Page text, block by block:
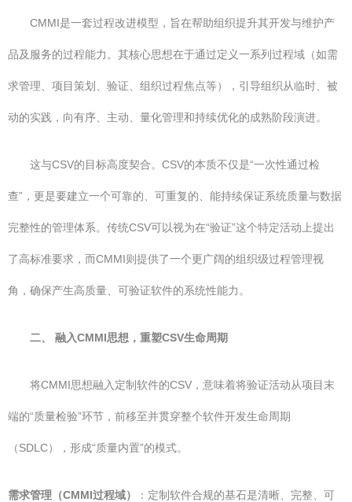
CMMI是一套过程改进模型，旨在帮助组织提升其开发与维护产
品及服务的过程能力。其核心思想在于通过定义一系列过程域（如需
求管理、项目策划、验证、组织过程焦点等），引导组织从临时、被
动的实践，向有序、主动、量化管理和持续优化的成熟阶段演进。
这与CSV的目标高度契合。CSV的本质不仅是“一次性通过检
查”，更是要建立一个可靠的、可重复的、能持续保证系统质量与数据
完整性的管理体系。传统CSV可以视为在“验证”这个特定活动上提出
了高标准要求，而CMMI则提供了一个更广阔的组织级过程管理视
角，确保产生高质量、可验证软件的系统性能力。
二、 融入CMMI思想，重塑CSV生命周期
将CMMI思想融入定制软件的CSV，意味着将验证活动从项目末
端的“质量检验”环节，前移至并贯穿整个软件开发生命周期
（SDLC），形成“质量内置”的模式。
需求管理（CMMI过程域） ：定制软件合规的基石是清晰、完整、可